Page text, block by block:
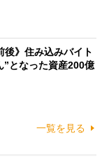
後》住み込みバイト
”となった資産200億
一覧を見る